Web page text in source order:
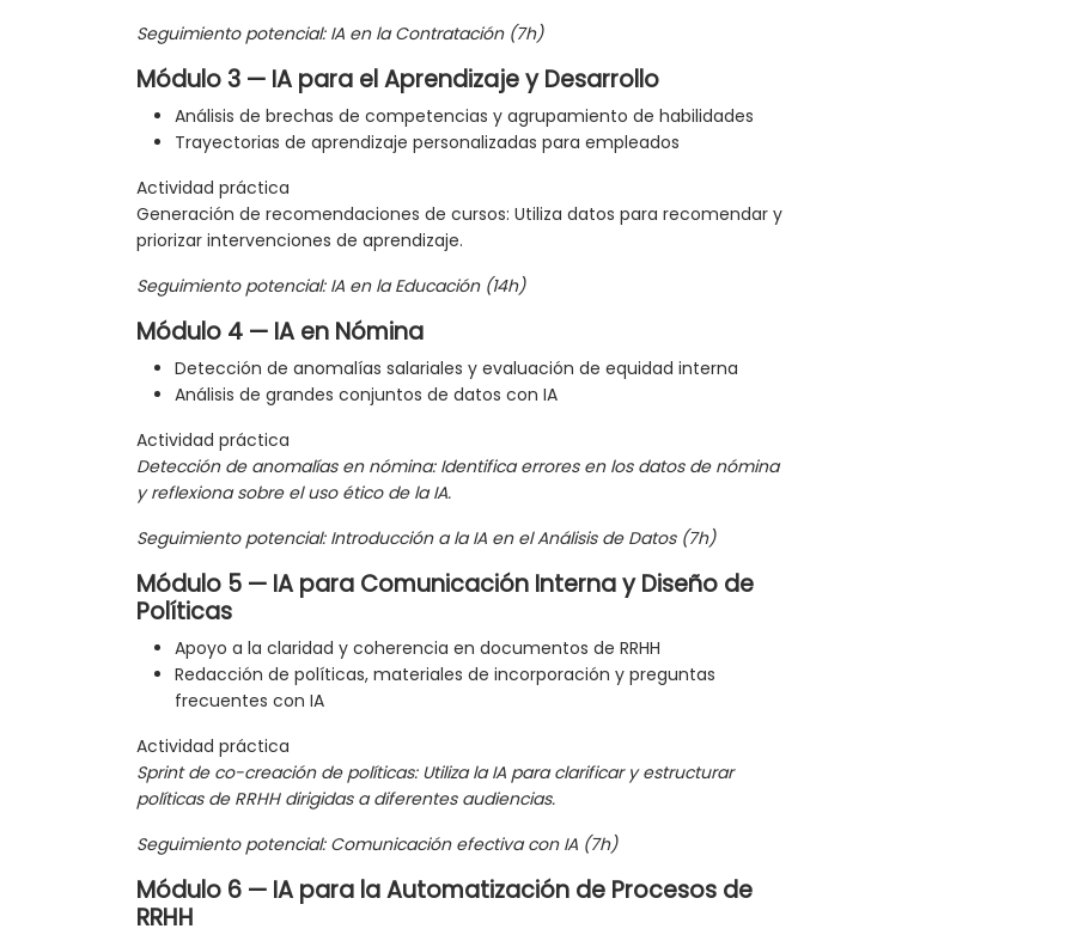
Seguimiento potencial: IA en la Contratación (7h)
Módulo 3 — IA para el Aprendizaje y Desarrollo
Análisis de brechas de competencias y agrupamiento de habilidades
Trayectorias de aprendizaje personalizadas para empleados
Actividad práctica
Generación de recomendaciones de cursos: Utiliza datos para recomendar y
priorizar intervenciones de aprendizaje.
Seguimiento potencial: IA en la Educación (14h)
Módulo 4 — IA en Nómina
Detección de anomalías salariales y evaluación de equidad interna
Análisis de grandes conjuntos de datos con IA
Actividad práctica
Detección de anomalías en nómina: Identifica errores en los datos de nómina
y reflexiona sobre el uso ético de la IA.
Seguimiento potencial: Introducción a la IA en el Análisis de Datos (7h)
Módulo 5 — IA para Comunicación Interna y Diseño de
Políticas
Apoyo a la claridad y coherencia en documentos de RRHH
Redacción de políticas, materiales de incorporación y preguntas
frecuentes con IA
Actividad práctica
Sprint de co-creación de políticas: Utiliza la IA para clarificar y estructurar
políticas de RRHH dirigidas a diferentes audiencias.
Seguimiento potencial: Comunicación efectiva con IA (7h)
Módulo 6 — IA para la Automatización de Procesos de
RRHH